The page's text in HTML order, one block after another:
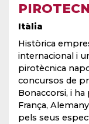
Itàlia
Històrica
internacional i
pirotècnica
concursos de
Bonaccorsi, i
França,
pels seus